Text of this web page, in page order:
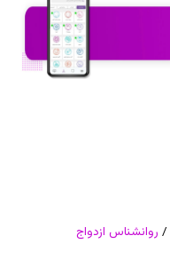
/ روانشناس ازدواج